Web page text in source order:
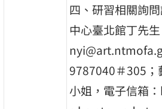
四、研習相關詢
中心臺北館丁先
9787040＃305；
小姐，電子信箱